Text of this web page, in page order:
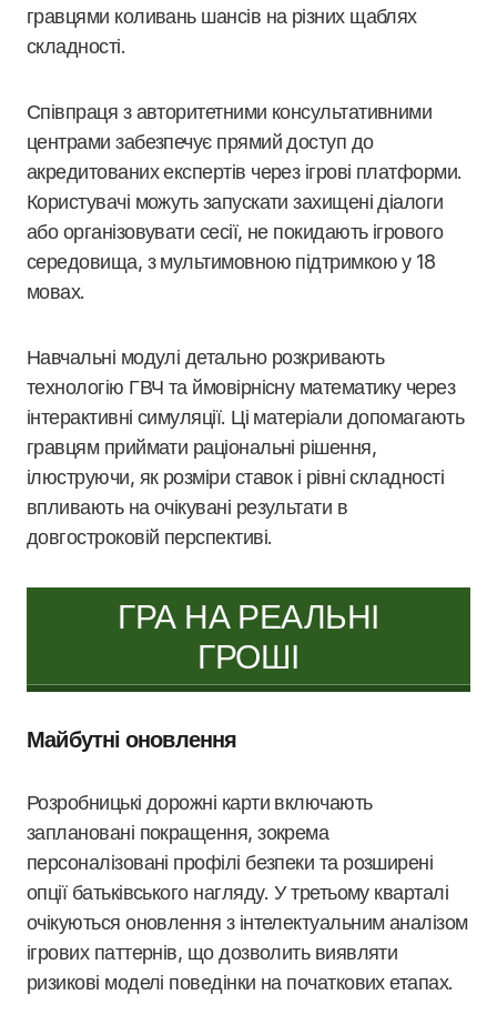
гравцями коливань шансів на різних щаблях
складності.
Співпраця з авторитетними консультативними
центрами забезпечує прямий доступ до
акредитованих експертів через ігрові платформи.
Користувачі можуть запускати захищені діалоги
або організовувати сесії, не покидають ігрового
середовища, з мультимовною підтримкою у 18
мовах.
Навчальні модулі детально розкривають
технологію ГВЧ та ймовірнісну математику через
інтерактивні симуляції. Ці матеріали допомагають
гравцям приймати раціональні рішення,
ілюструючи, як розміри ставок і рівні складності
впливають на очікувані результати в
довгостроковій перспективі.
ГРА НА РЕАЛЬНІ
ГРОШІ
Майбутні оновлення
Розробницькі дорожні карти включають
заплановані покращення, зокрема
персоналізовані профілі безпеки та розширені
опції батьківського нагляду. У третьому кварталі
очікуються оновлення з інтелектуальним аналізом
ігрових паттернів, що дозволить виявляти
ризикові моделі поведінки на початкових етапах.